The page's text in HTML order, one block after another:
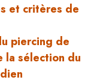
et critères de
piercing de
la sélection du